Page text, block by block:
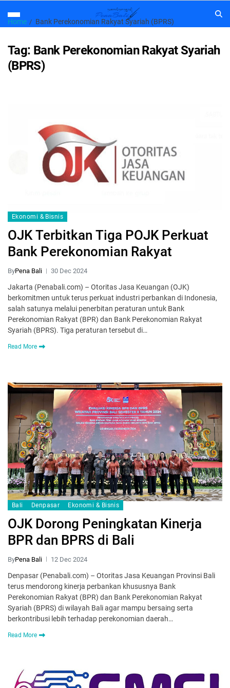
Home Bank Perekonomian Rakyat Syariah (BPRS)
Tag: Bank Perekonomian Rakyat Syariah
(BPRS)
Ekonomi & Bisnis
OJK Terbitkan Tiga POJK Perkuat
Bank Perekonomian Rakyat
ByPena Bali 30 Dec 2024
Jakarta (Penabali.com) – Otoritas Jasa Keuangan (OJK)
berkomitmen untuk terus perkuat industri perbankan di Indonesia,
salah satunya melalui penerbitan peraturan untuk Bank
Perekonomian Rakyat (BPR) dan Bank Perekonomian Rakyat
Syariah (BPRS). Tiga peraturan tersebut di…
Read More
Bali Denpasar Ekonomi & Bisnis
OJK Dorong Peningkatan Kinerja
BPR dan BPRS di Bali
ByPena Bali 12 Dec 2024
Denpasar (Penabali.com) – Otoritas Jasa Keuangan Provinsi Bali
terus mendorong kinerja perbankan khususnya Bank
Perekonomian Rakyat (BPR) dan Bank Perekonomian Rakyat
Syariah (BPRS) di wilayah Bali agar mampu bersaing serta
berkontribusi lebih terhadap perekonomian daerah…
Read More